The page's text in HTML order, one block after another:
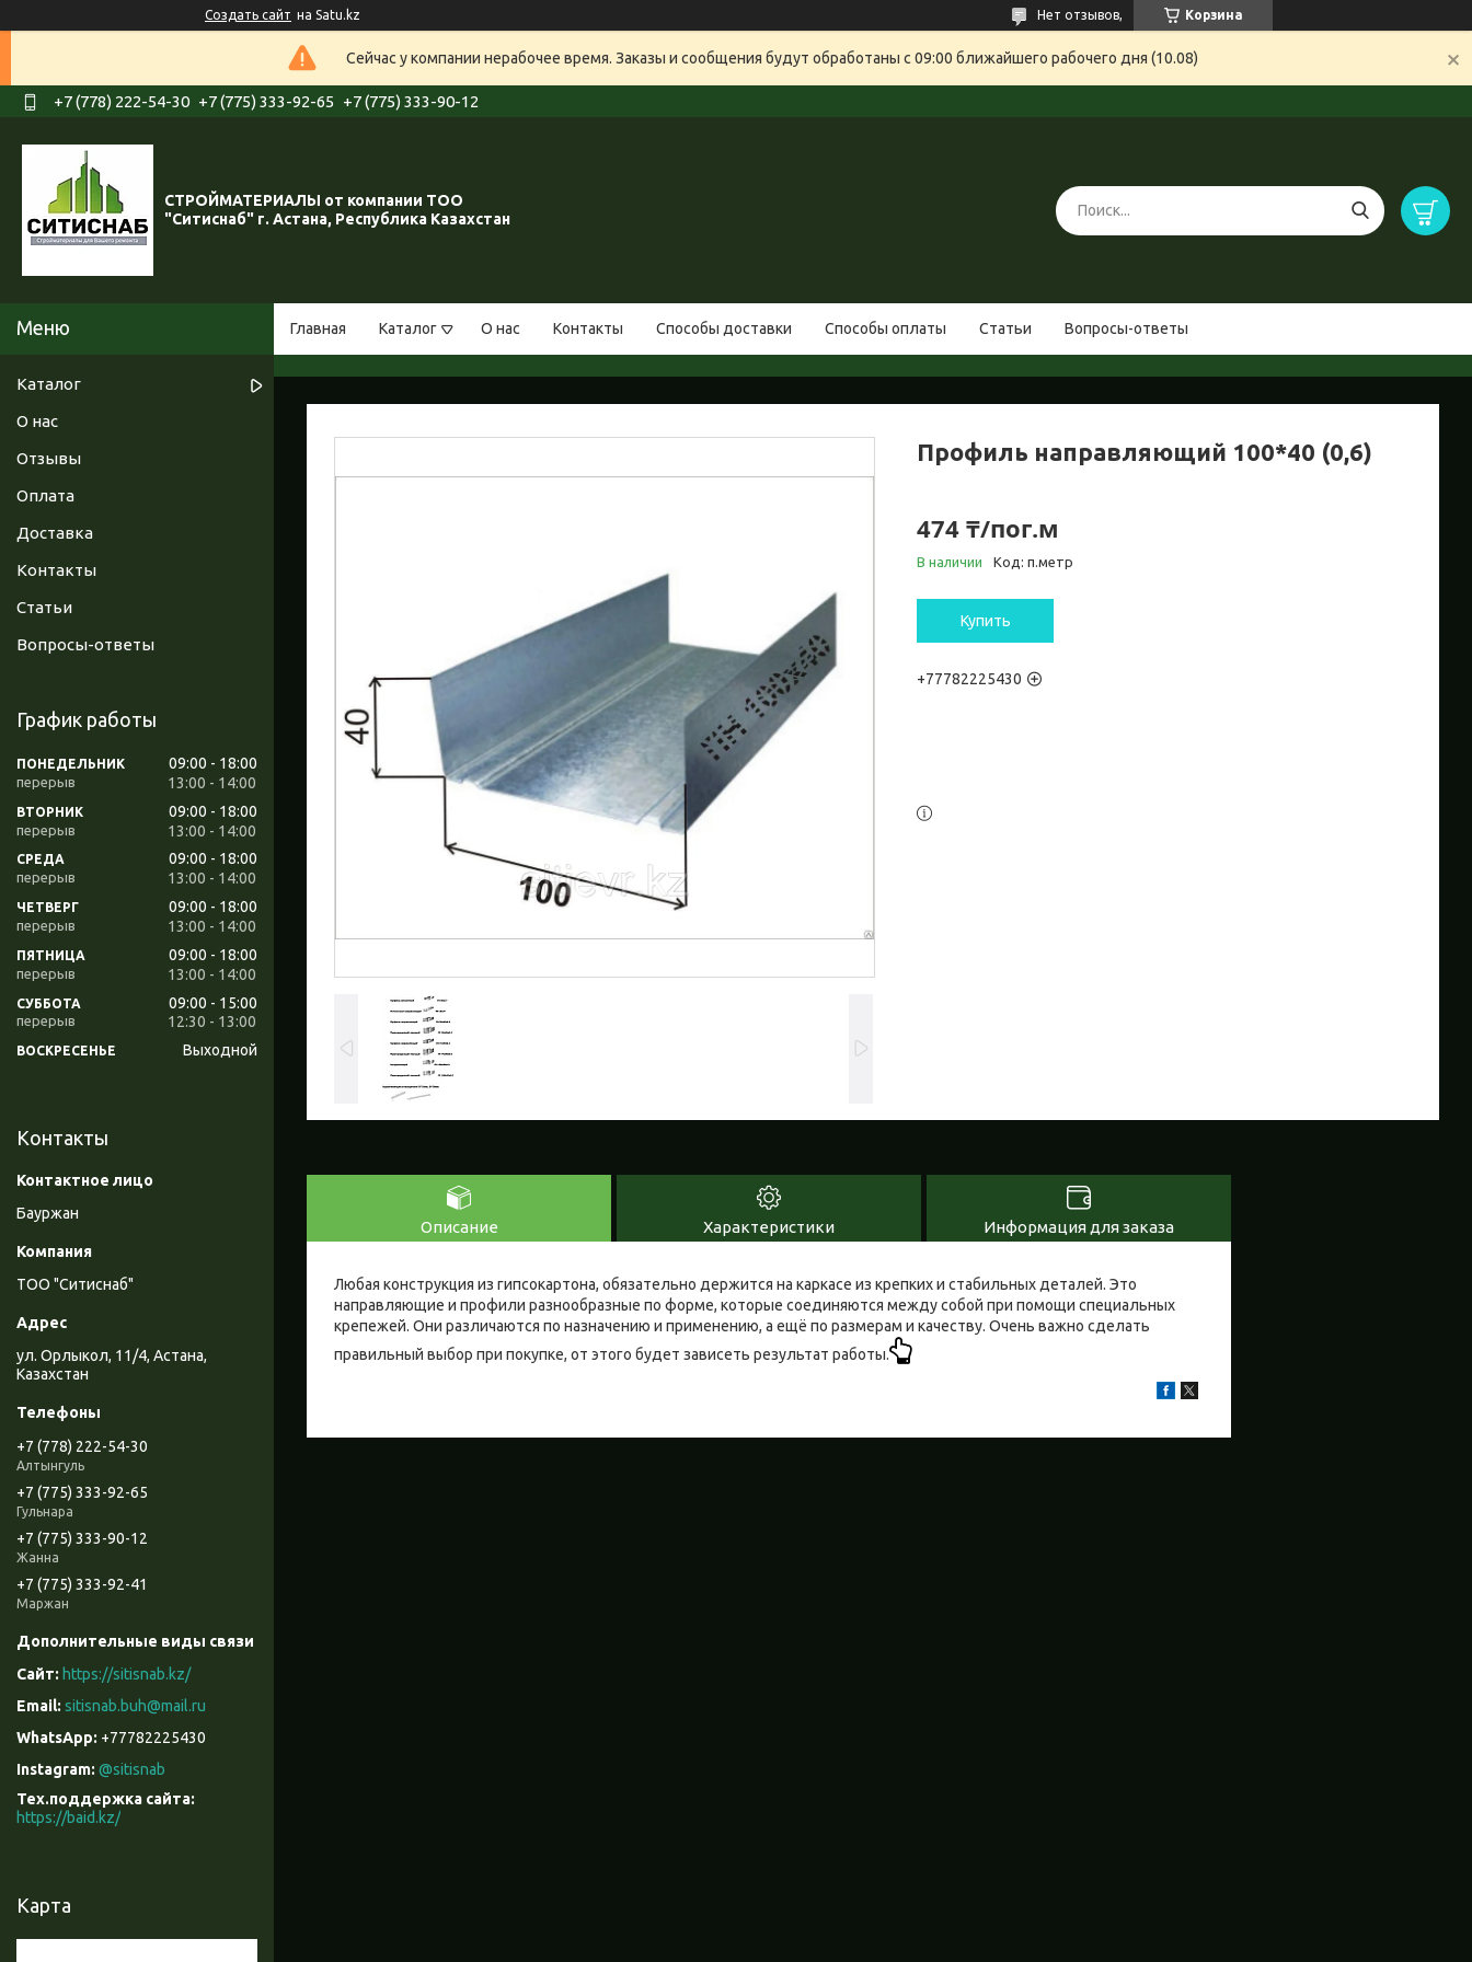
Создать сайт на Satu.kz Корзина
Нет отзывов,
Сейчас у компании нерабочее время. Заказы и сообщения будут обработаны с 09:00 ближайшего рабочего дня (10.08)
+7 (778) 222-54-30 +7 (775) 333-92-65 +7 (775) 333-90-12
СТРОЙМАТЕРИАЛЫ от компании ТОО
"Ситиснаб" г. Астана, Республика Казахстан
Главная Каталог О нас Контакты Способы доставки Способы оплаты Статьи Вопросы-ответы
Профиль направляющий 100*40 (0,6)
474 ₸/пог.м
В наличии Код: п.метр
Купить
+77782225430
Описание Характеристики Информация для заказа
Любая конструкция из гипсокартона, обязательно держится на каркасе из крепких и стабильных деталей. Это
направляющие и профили разнообразные по форме, которые соединяются между собой при помощи специальных
крепежей. Они различаются по назначению и применению, а ещё по размерам и качеству. Очень важно сделать
правильный выбор при покупке, от этого будет зависеть результат работы.
Каталог
О нас
Отзывы
Оплата
Доставка
Контакты
Статьи
Вопросы-ответы
График работы
ПОНЕДЕЛЬНИК 09:00
18:00
13:00
14:00
ВТОРНИК 09:00
18:00
13:00
14:00
СРЕДА 09:00
18:00
13:00
14:00
ЧЕТВЕРГ 09:00
18:00
13:00
14:00
ПЯТНИЦА 09:00
18:00
13:00
14:00
СУББОТА 09:00
15:00
12:30
13:00
ВОСКРЕСЕНЬЕ Выходной
Контакты
Бауржан
ТОО "Ситиснаб"
ул. Орлыкол, 11/4, Астана,
Казахстан
+7 (778) 222-54-30
Алтынгуль
+7 (775) 333-92-65
Гульнара
+7 (775) 333-90-12
Жанна
+7 (775) 333-92-41
Маржан
https://sitisnab.kz/
sitisnab.buh@mail.ru
+77782225430
Instagram @sitisnab
Тех.поддержка сайта
https://baid.kz/
Карта